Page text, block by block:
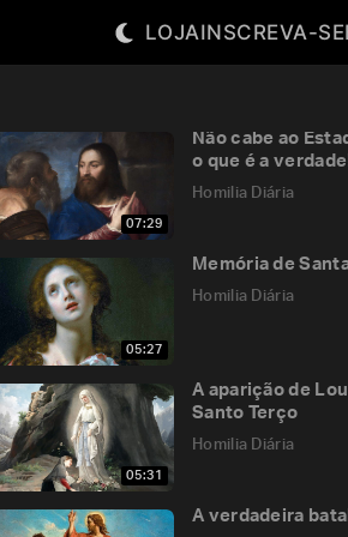
LOJAINSCREVA-SE
07:29
Não cabe ao
o que é a
Homilia Diária
05:27
Memória de
Homilia Diária
05:31
A aparição de
Santo Terço
Homilia Diária
A verdadeira